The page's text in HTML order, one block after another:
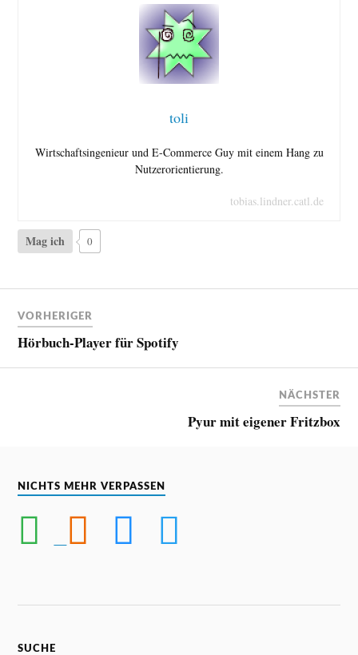
toli
Wirtschaftsingenieur und E-Commerce Guy mit einem Hang zu
Nutzerorientierung.
tobias.lindner.catl.de
Mag ich 0
VORHERIGER
Hörbuch-Player für Spotify
NÄCHSTER
Pyur mit eigener Fritzbox
NICHTS MEHR VERPASSEN
SUCHE